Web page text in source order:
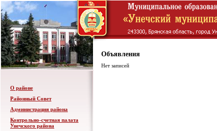
О районе
Районный Совет
Администрация района
Контрольно-счетная палата
Унечского района
Объявления
Нет записей